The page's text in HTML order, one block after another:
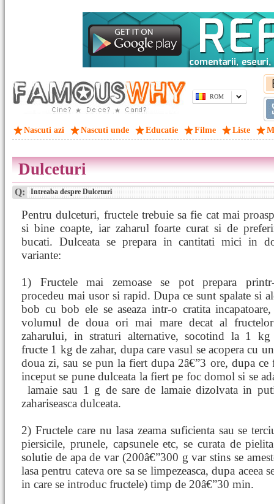
ROM
Nascuti azi Nascuti unde Educatie Filme Liste
Dulceturi
Q: Intreaba despre Dulceturi
Pentru dulceturi, fructele trebuie sa fie cat mai
si bine coapte, iar zaharul foarte curat si de
bucati. Dulceata se prepara in cantitati mici in
variante:
1) Fructele mai zemoase se pot prepara
procedeu mai usor si rapid. Dupa ce sunt spalate si
bob cu bob ele se aseaza intr-o cratita
volumul de doua ori mai mare decat al
zaharului, in straturi alternative, socotind la 1 kg
fructe 1 kg de zahar, dupa care vasul se acopera cu
doua zi, sau se pun la fiert dupa 2â€”3 ore, dupa ce
inceput se pune dulceata la fiert pe foc domol si se
lamaie sau 1 g de sare de lamaie dizolvata in
zahariseasca dulceata.
2) Fructele care nu lasa zeama suficienta sau se
piersicile, prunele, capsunele etc, se curata de
solutie de apa de var (200â€”300 g var stins se
lasa pentru cateva ore sa se limpezeasca, dupa
in care se introduc fructele) timp de 20â€”30 min.